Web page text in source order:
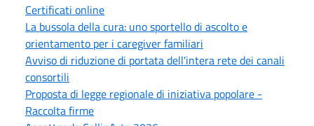
Certificati online
La bussola della cura: uno sportello di ascolto e
orientamento per i caregiver familiari
Avviso di riduzione di portata dell'intera rete dei canali
consortili
Proposta di legge regionale di iniziativa popolare -
Raccolta firme